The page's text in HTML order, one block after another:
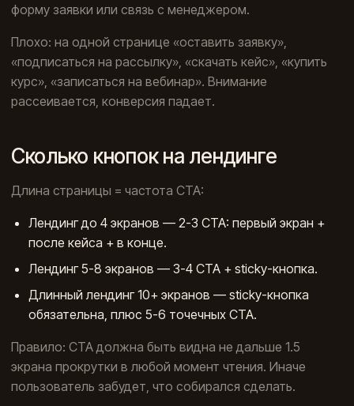
форму заявки или связь с менеджером.
Плохо: на одной странице «оставить заявку»,
«подписаться на рассылку», «скачать кейс», «купить
курс», «записаться на вебинар». Внимание
рассеивается, конверсия падает.
Сколько кнопок на лендинге
Длина страницы = частота CTA:
Лендинг до 4 экранов — 2-3 CTA: первый экран +
после кейса + в конце.
Лендинг 5-8 экранов — 3-4 CTA + sticky-кнопка.
Длинный лендинг 10+ экранов — sticky-кнопка
обязательна, плюс 5-6 точечных CTA.
Правило: CTA должна быть видна не дальше 1.5
экрана прокрутки в любой момент чтения. Иначе
пользователь забудет, что собирался сделать.